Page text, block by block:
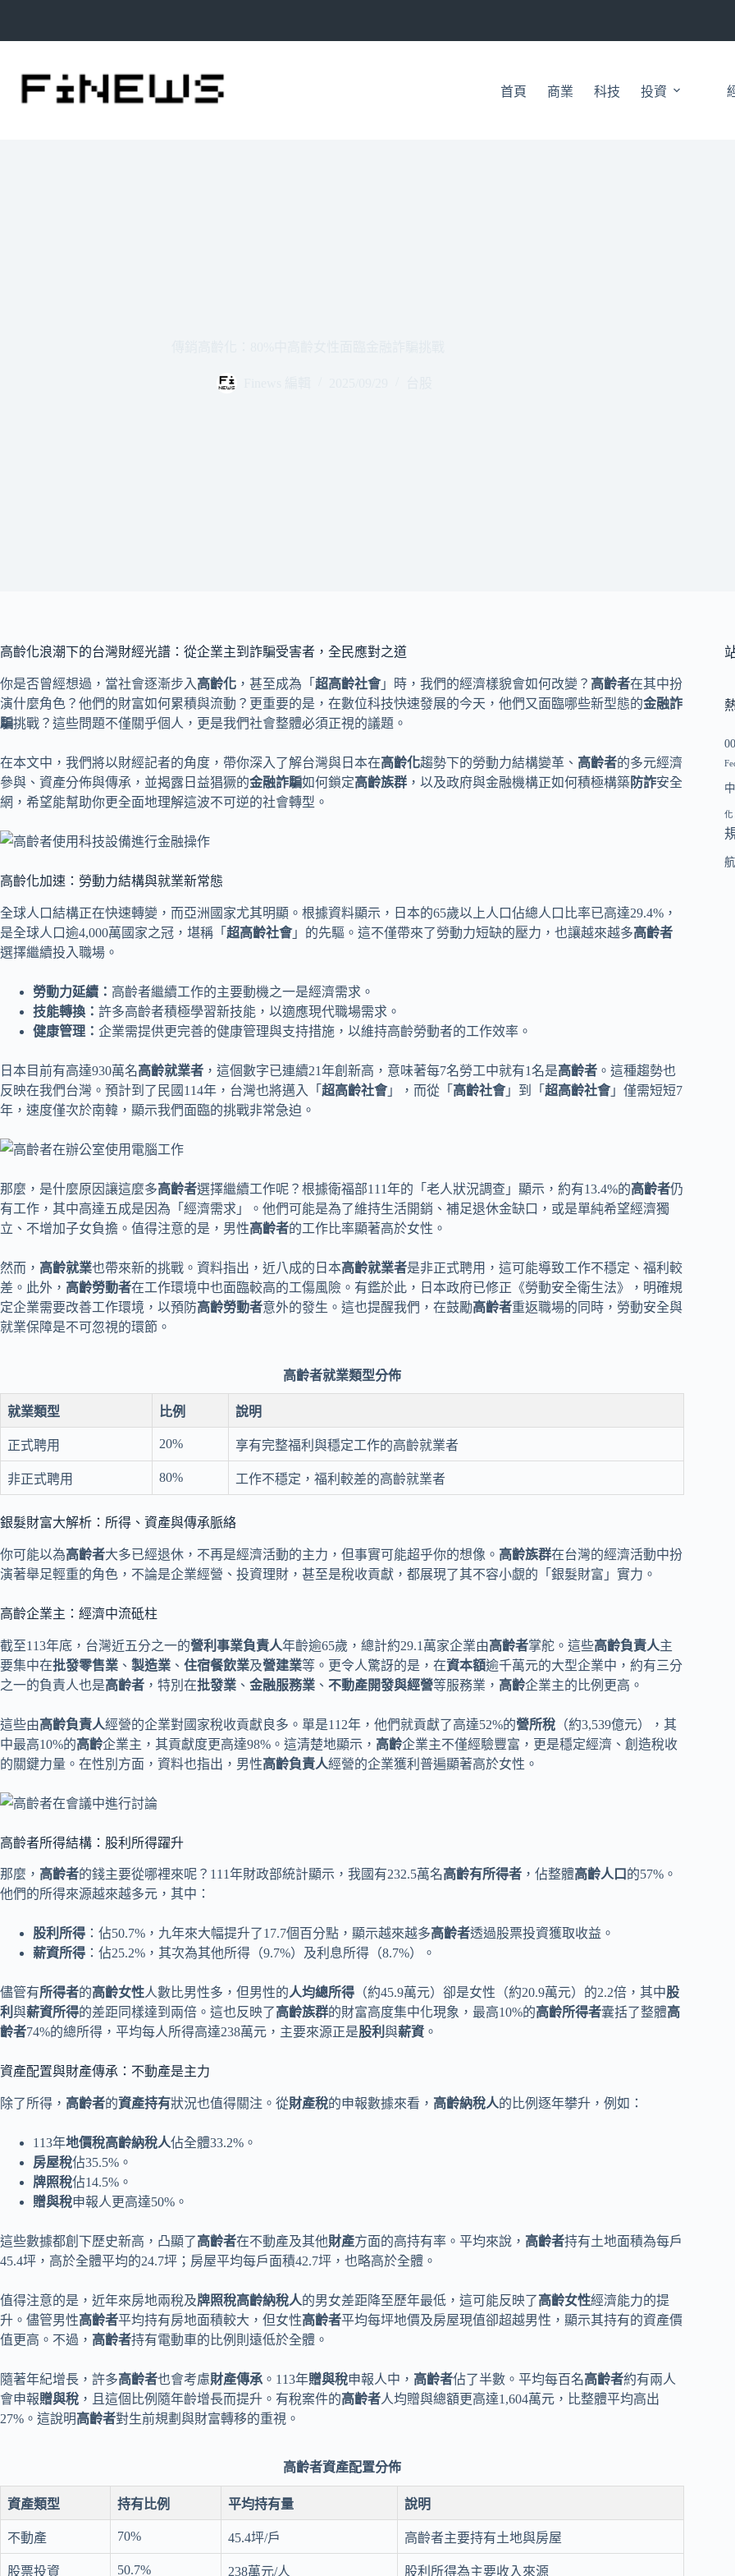
首頁 商業 科技 投資
高齡化浪潮下的台灣財經光譜：從企業主到詐騙受害者，全民應對之道
你是否曾經想過，當社會逐漸步入 高齡化 ，甚至成為「 超高齡社會」時，我們的經濟樣貌會如何改變？ 高齡者在其中扮
演什麼角色？他們的財富如何累積與流動？更重要的是，在數位科技快速發展的今天，他們又面臨哪些新型態的金融詐
騙挑戰？這些問題不僅關乎個人，更是我們社會整體必須正視的議題。
在本文中，我們將以財經記者的角度，帶你深入了解台灣與日本在高齡化趨勢下的勞動力結構變革、 高齡者的多元經濟
參與、資產分佈與傳承，並揭露日益猖獗的金融詐騙如何鎖定高齡族群 ，以及政府與金融機構正如何積極構築防詐安全
網，希望能幫助你更全面地理解這波不可逆的社會轉型。
高齡化加速：勞動力結構與就業新常態
全球人口結構正在快速轉變，而亞洲國家尤其明顯。根據資料顯示，日本的65歲以上人口佔總人口比率已高達29.4%，
是全球人口逾4,000萬國家之冠，堪稱「 超高齡社會」的先驅。這不僅帶來了勞動力短缺的壓力，也讓越來越多高齡者
選擇繼續投入職場。
勞動力延續： 高齡者繼續工作的主要動機之一是經濟需求。
技能轉換： 許多高齡者積極學習新技能，以適應現代職場需求。
健康管理： 企業需提供更完善的健康管理與支持措施，以維持高齡勞動者的工作效率。
日本目前有高達930萬名高齡就業者 ，這個數字已連續21年創新高，意味著每7名勞工中就有1名是高齡者 。這種趨勢也
反映在我們台灣。預計到了民國114年，台灣也將邁入「 超高齡社會」，而從「 高齡社會」到「 超高齡社會」僅需短短7
年，速度僅次於南韓，顯示我們面臨的挑戰非常急迫。
那麼，是什麼原因讓這麼多高齡者選擇繼續工作呢？根據衛福部111年的「老人狀況調查」顯示，約有13.4%的高齡者仍
有工作，其中高達五成是因為「經濟需求」。他們可能是為了維持生活開銷、補足退休金缺口，或是單純希望經濟獨
立、不增加子女負擔。值得注意的是，男性高齡者的工作比率顯著高於女性。
然而， 高齡就業也帶來新的挑戰。資料指出，近八成的日本高齡就業者是非正式聘用，這可能導致工作不穩定、福利較
差。此外， 高齡勞動者在工作環境中也面臨較高的工傷風險。有鑑於此，日本政府已修正《勞動安全衛生法》，明確規
定企業需要改善工作環境，以預防高齡勞動者意外的發生。這也提醒我們，在鼓勵高齡者重返職場的同時，勞動安全與
就業保障是不可忽視的環節。
高齡者就業類型分佈
就業類型 比例 說明
正式聘用 20% 享有完整福利與穩定工作的高齡就業者
非正式聘用 80% 工作不穩定，福利較差的高齡就業者
銀髮財富大解析：所得、資產與傳承脈絡
你可能以為高齡者大多已經退休，不再是經濟活動的主力，但事實可能超乎你的想像。 高齡族群在台灣的經濟活動中扮
演著舉足輕重的角色，不論是企業經營、投資理財，甚至是稅收貢獻，都展現了其不容小覷的「銀髮財富」實力。
高齡企業主：經濟中流砥柱
截至113年底，台灣近五分之一的營利事業負責人年齡逾65歲，總計約29.1萬家企業由高齡者掌舵。這些高齡負責人主
要集中在批發零售業 、 製造業 、 住宿餐飲業及營建業等。更令人驚訝的是，在資本額逾千萬元的大型企業中，約有三分
之一的負責人也是高齡者 ，特別在批發業 、 金融服務業 、 不動產開發與經營等服務業， 高齡企業主的比例更高。
這些由高齡負責人經營的企業對國家稅收貢獻良多。單是112年，他們就貢獻了高達52%的營所稅 （約3,539億元），其
中最高10%的高齡企業主，其貢獻度更高達98%。這清楚地顯示， 高齡企業主不僅經驗豐富，更是穩定經濟、創造稅收
的關鍵力量。在性別方面，資料也指出，男性高齡負責人經營的企業獲利普遍顯著高於女性。
高齡者所得結構：股利所得躍升
那麼， 高齡者的錢主要從哪裡來呢？111年財政部統計顯示，我國有232.5萬名高齡有所得者 ，佔整體高齡人口 的57%。
他們的所得來源越來越多元，其中：
股利所得 ：佔50.7%，九年來大幅提升了17.7個百分點，顯示越來越多高齡者透過股票投資獲取收益。
薪資所得 ：佔25.2%，其次為其他所得（9.7%）及利息所得（8.7%）。
儘管有所得者的高齡女性人數比男性多，但男性的人均總所得 （約45.9萬元）卻是女性（約20.9萬元）的2.2倍，其中股
利 與薪資所得的差距同樣達到兩倍。這也反映了高齡族群的財富高度集中化現象，最高10%的高齡所得者囊括了整體高
齡者74%的總所得，平均每人所得高達238萬元，主要來源正是股利 與薪資 。
資產配置與財產傳承：不動產是主力
除了所得， 高齡者的資產持有狀況也值得關注。從財產稅的申報數據來看， 高齡納稅人的比例逐年攀升，例如：
113年地價稅高齡納稅人佔全體33.2%。
房屋稅佔35.5%。
牌照稅佔14.5%。
贈與稅申報人更高達50%。
這些數據都創下歷史新高，凸顯了高齡者在不動產及其他財產方面的高持有率。平均來說， 高齡者持有土地面積為每戶
45.4坪，高於全體平均的24.7坪；房屋平均每戶面積42.7坪，也略高於全體。
值得注意的是，近年來房地兩稅及牌照稅高齡納稅人的男女差距降至歷年最低，這可能反映了高齡女性經濟能力的提
升。儘管男性高齡者平均持有房地面積較大，但女性高齡者平均每坪地價及房屋現值卻超越男性，顯示其持有的資產價
值更高。不過， 高齡者持有電動車的比例則遠低於全體。
隨著年紀增長，許多高齡者也會考慮財產傳承 。113年贈與稅申報人中， 高齡者佔了半數。平均每百名高齡者約有兩人
會申報贈與稅 ，且這個比例隨年齡增長而提升。有稅案件的高齡者人均贈與總額更高達1,604萬元，比整體平均高出
27%。這說明高齡者對生前規劃與財富轉移的重視。
高齡者資產配置分佈
資產類型 持有比例 平均持有量 說明
不動產 70% 45.4坪/戶 高齡者主要持有土地與房屋
股票投資 50.7% 238萬元/人 股利所得為主要收入來源
化